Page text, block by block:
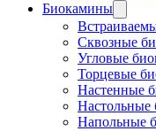
Биокамины
Сквозные
Угловые
Торцевые
Настенные
Напольные